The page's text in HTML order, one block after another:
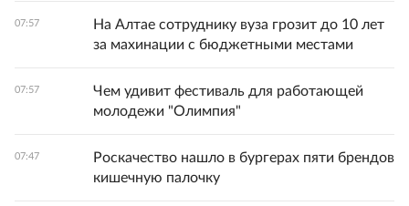
07:57
На Алтае сотруднику вуза грозит до 10 лет
за махинации с бюджетными местами
07:57
Чем удивит фестиваль для работающей
молодежи "Олимпия"
07:47
Роскачество нашло в бургерах пяти брендов
кишечную палочку